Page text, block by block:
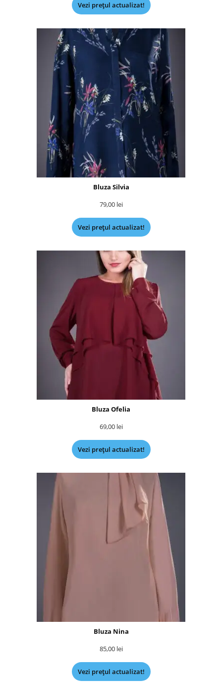
Vezi prețul actualizat!
Bluza Silvia
79,00 lei
Vezi prețul actualizat!
Bluza Ofelia
69,00 lei
Vezi prețul actualizat!
Bluza Nina
85,00 lei
Vezi prețul actualizat!